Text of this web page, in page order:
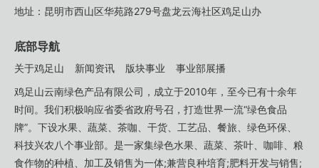
地址：昆明市西山区华苑路279号盘龙云海社区鸡足山办
底部导航
关于鸡足山 新闻资讯 版块事业
事业部展播
鸡足山云南绿色产品有限公司，成立于2010年，至今已有十余年
时间。我们积极响应省委省政府号召，打造世界一流“绿色食品
牌”。下设水果、蔬菜、茶咖、干货、工艺品、餐旅、绿色环保、
科技兴农八个事业部。是一家集绿色水果、蔬菜、茶叶、咖啡、粮
食作物的种植、加工及销售为一体;兼营良种培育;肥料开发与销售;